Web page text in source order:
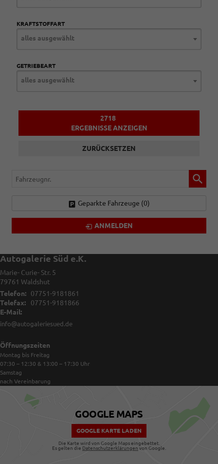
KRAFTSTOFFART
alles ausgewählt
GETRIEBEART
alles ausgewählt
2718
ERGEBNISSE ANZEIGEN
ZURÜCKSETZEN
Fahrzeugnr.
Geparkte Fahrzeuge (0)
ANMELDEN
Autogalerie Süd e.K.
Marie- Curie- Str. 5
79761 Waldshut
Telefon:
07751-9181861
Telefax:
07751-9181866
E-Mail:
info@autogaleriesued.de
Öffnungszeiten
Montag bis Freitag
07:30 – 12:30 & 13:00 – 17:30 Uhr
Samstag
nach Vereinbarung
GOOGLE MAPS
GOOGLE KARTE LADEN
Die Karte wird von Google Maps eingebettet.
Es gelten die Datenschutzerklärungen von Google.